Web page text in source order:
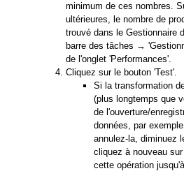
minimum de ces nombres.
ultérieures, le nombre de
trouvé dans le Gestionnaire
barre des tâches →
de l'onglet 'Performances'.
Cliquez sur le bouton 'Test'.
Si la transformation
(plus longtemps que
de l'ouverture/
données, par
annulez-la, diminuez
cliquez à nouveau
cette opération